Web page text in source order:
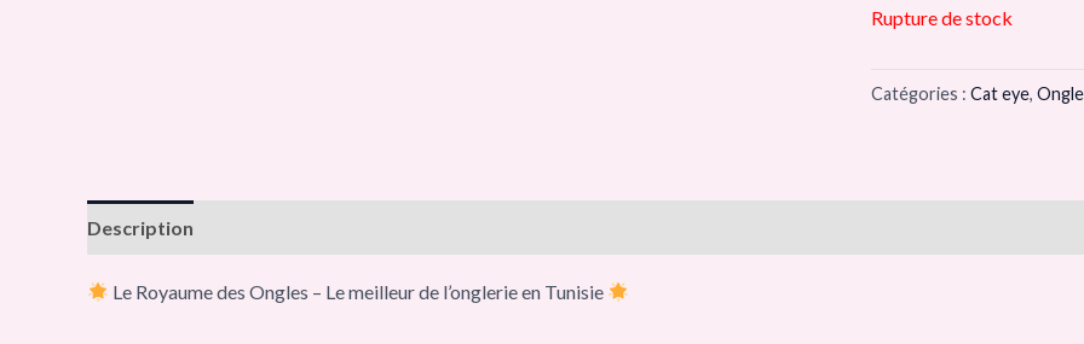
Rupture de stock
Catégories : Cat eye,
Description
Le Royaume des Ongles – Le meilleur de l’onglerie en Tunisie